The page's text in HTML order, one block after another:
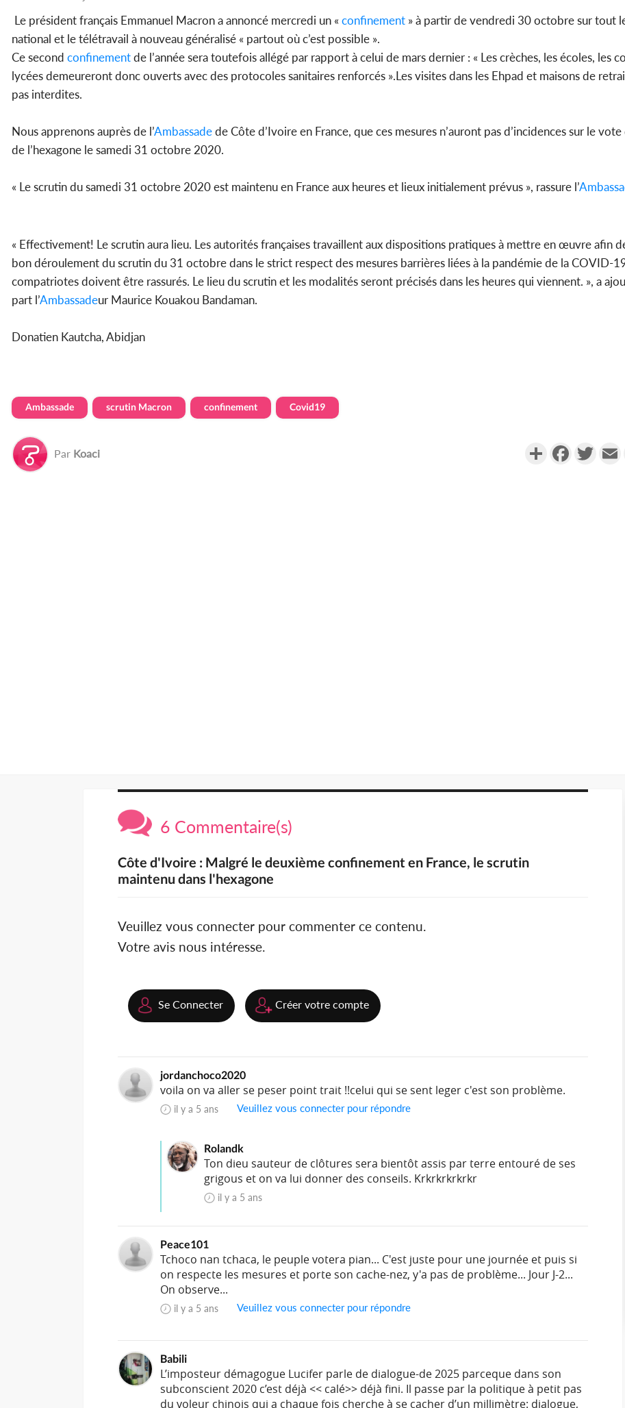
Le président français Emmanuel Macron a annoncé mercredi un « confinement » à partir de vendredi 30 octobre sur tout
national et le télétravail à nouveau généralisé « partout où c’est possible ».
Ce second confinementde l’année sera toutefois allégé par rapport à celui de mars dernier : « Les crèches, les écoles, les
lycées demeureront donc ouverts avec des protocoles sanitaires renforcés ».Les visites dans les Ehpad et maisons de
pas interdites.
Nous apprenons auprès de l’Ambassadede Côte d’Ivoire en France, que ces mesures n’auront pas d’incidences sur le
de l’hexagone le samedi 31 octobre 2020.
« Le scrutin du samedi 31 octobre 2020 est maintenu en France aux heures et lieux initialement prévus », rassure l’
« Effectivement! Le scrutin aura lieu. Les autorités françaises travaillent aux dispositions pratiques à mettre en œuvre afin
bon déroulement du scrutin du 31 octobre dans le strict respect des mesures barrières liées à la pandémie de la COVID-
compatriotes doivent être rassurés. Le lieu du scrutin et les modalités seront précisés dans les heures qui viennent. », a
part l’Ambassadeur Maurice Kouakou Bandaman.
Donatien Kautcha, Abidjan
Ambassade scrutin Macron confinement Covid19
Par Koaci PartagerFacebook
6 Commentaire(s)
Côte d'Ivoire : Malgré le deuxième confinement en France, le scrutin
maintenu dans l'hexagone
Veuillez vous connecter pour commenter ce contenu.
Votre avis nous intéresse.
Se Connecter Créer votre compte
jordanchoco2020
voila on va aller se peser point trait !!celui qui se sent leger c'est son problème.
il y a 5 ans Veuillez vous connecter pour répondre
Rolandk
Ton dieu sauteur de clôtures sera bientôt assis par terre entouré de ses
grigous et on va lui donner des conseils. Krkrkrkrkrkr
il y a 5 ans
Peace101
Tchoco nan tchaca, le peuple votera pian... C'est juste pour une journée et puis si
on respecte les mesures et porte son cache-nez, y'a pas de problème... Jour J-2...
On observe...
il y a 5 ans Veuillez vous connecter pour répondre
Babili
L’imposteur démagogue Lucifer parle de dialogue-de 2025 parceque dans son
subconscient 2020 c’est déjà << calé>> déjà fini. Il passe par la politique à petit pas
du voleur chinois qui a chaque fois cherche à se cacher d’un millimètre: dialogue,